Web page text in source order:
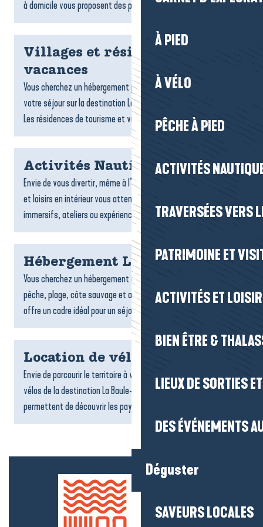
À PIED
À VÉLO
PÊCHE À PIED
ACTIVITÉS
TRAVERSÉES VERS
PATRIMOINE ET
ACTIVITÉS ET
BIEN ÊTRE &
LIEUX DE SORTIES
DES ÉVÉNEMENTS
Déguster
SAVEURS LOCALES
à domicile vous proposent des plats gourmands,...
Villages et résidences
vacances
Vous cherchez un hébergement pratique et confortable pour
votre séjour sur la destination La Baule-Presqu’île de Guérande ?
Les résidences de tourisme et villages vacances sont...
Activités Nautiques
Envie de vous divertir, même à l’abri ? De nombreuses activités
et loisirs en intérieur vous attendent : jeux, sports, espaces
immersifs, ateliers ou expériences ludiques....
Hébergement La Turballe
Vous cherchez un hébergement à La Turballe ? Entre port de
pêche, plage, côte sauvage et ambiance maritime, la commune
offre un cadre idéal pour un séjour authentique face à...
Location de vélos
Envie de parcourir le territoire à votre rythme ? Les loueurs de
vélos de la destination La Baule-Presqu’île de Guérande vous
permettent de découvrir les paysages, les villages...